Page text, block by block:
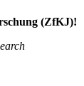
(ZfKJ)!